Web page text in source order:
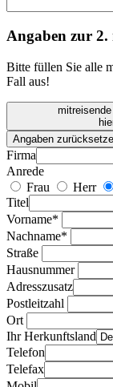
Angaben zur 2.
Bitte füllen Sie alle
Fall aus!
Angaben
Firma
Anrede
Frau
Herr
Titel
Vorname*
Nachname*
Straße
Hausnummer
Adresszusatz
Postleitzahl
Ort
Ihr Herkunftsland
Telefon
Telefax